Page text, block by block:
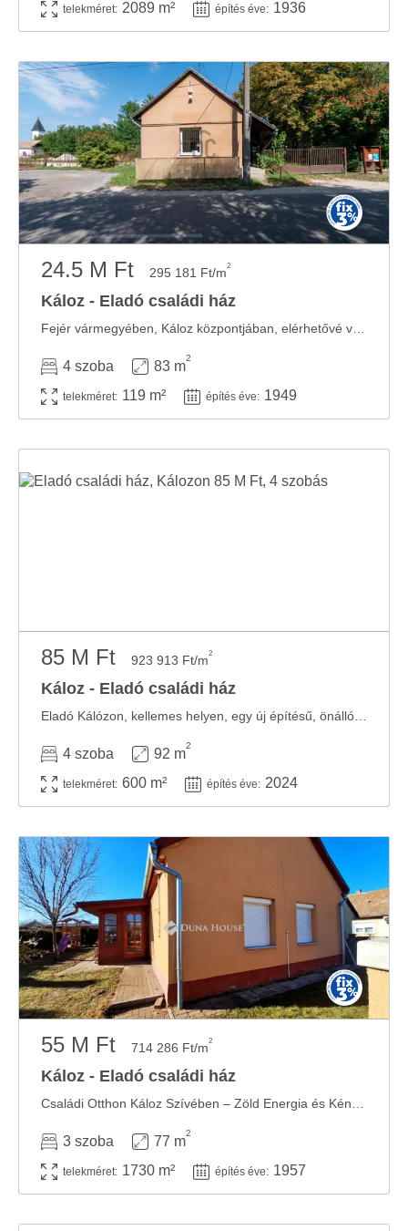
telekméret: 2089 m² építés éve: 1936
24.5 M Ft 295 181 Ft/m2
Káloz - Eladó családi ház
4 szoba 83 m
2
telekméret: 119 m² építés éve: 1949
85 M Ft 923 913 Ft/m2
Káloz - Eladó családi ház
4 szoba 92 m
2
telekméret: 600 m² építés éve: 2024
55 M Ft 714 286 Ft/m2
Káloz - Eladó családi ház
3 szoba 77 m
2
telekméret: 1730 m² építés éve: 1957